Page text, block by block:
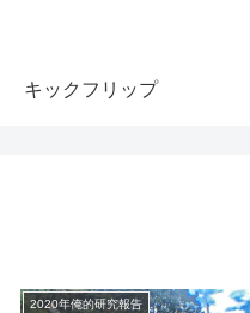
キックフリップ
2020年俺的研究報告